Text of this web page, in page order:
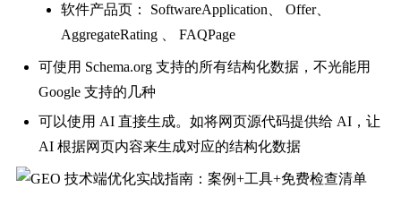
软件产品页： SoftwareApplication、 Offer、
AggregateRating 、 FAQPage
可使用 Schema.org 支持的所有结构化数据，不光能用
Google 支持的几种
可以使用 AI 直接生成。如将网页源代码提供给 AI，让
AI 根据网页内容来生成对应的结构化数据